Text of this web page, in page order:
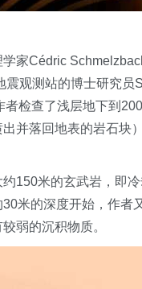
家Cédric
震观测站的博士研究
检查了浅层地下到
并落回地表的岩石块
150米的玄武岩，即
米的深度开始，作
弱的沉积物质。